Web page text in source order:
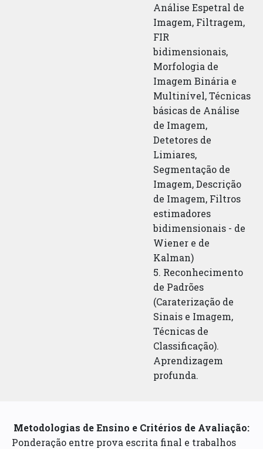
Análise Espetral de
Imagem, Filtragem,
FIR
bidimensionais,
Morfologia de
Imagem Binária e
Multinível, Técnicas
básicas de Análise
de Imagem,
Detetores de
Limiares,
Segmentação de
Imagem, Descrição
de Imagem, Filtros
estimadores
bidimensionais - de
Wiener e de
Kalman)
5. Reconhecimento
de Padrões
(Caraterização de
Sinais e Imagem,
Técnicas de
Classificação).
Aprendizagem
profunda.
Metodologias de Ensino e Critérios de Avaliação:
Ponderação entre prova escrita final e trabalhos